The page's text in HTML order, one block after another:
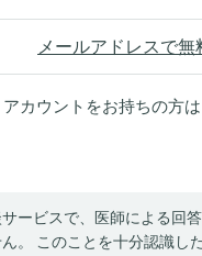
メールアドレスで無
アカウントをお持ちの方は
ービスで、医師による回
。 このことを十分認識し